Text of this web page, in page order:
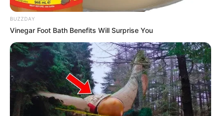
8 Kata Lucu Seputar Malam
Minggu ala Jomblo yang Bikin
Ngenes
BUZZDAY
Vinegar Foot Bath Benefits Will Surprise You